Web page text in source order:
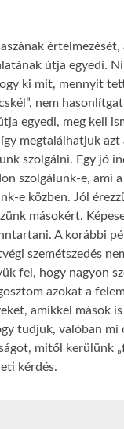
útja egyedi.
ki mit, mennyit
nem
egyedi, meg kell
megtalálhatjuk azt
szolgálni. Egy jó
szolgálunk-e, ami
e közben. Jól
másokért.
A korábbi
szemétszedés
fel, hogy nagyon
azokat a
amikkel mások
tudjuk, valóban mi
mitől kerülünk
kérdés.